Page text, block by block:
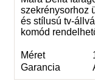
szekrénysorhoz
és stílusú tv-
komód
Méret
Garancia